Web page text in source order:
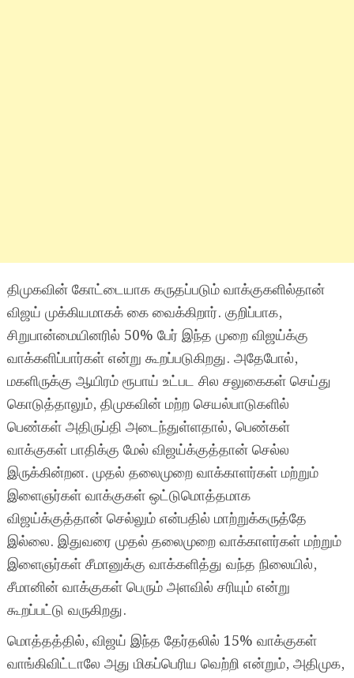
திமுகவின் கோட்டையாக கருதப்படும் வாக்குகளில்தான்
விஜய் முக்கியமாகக் கை வைக்கிறார். குறிப்பாக,
சிறுபான்மையினரில் 50% பேர் இந்த முறை விஜய்க்கு
வாக்களிப்பார்கள் என்று கூறப்படுகிறது. அதேபோல்,
மகளிருக்கு ஆயிரம் ரூபாய் உட்பட சில சலுகைகள் செய்து
கொடுத்தாலும், திமுகவின் மற்ற செயல்பாடுகளில்
பெண்கள் அதிருப்தி அடைந்துள்ளதால், பெண்கள்
வாக்குகள் பாதிக்கு மேல் விஜய்க்குத்தான் செல்ல
இருக்கின்றன. முதல் தலைமுறை வாக்காளர்கள் மற்றும்
இளைஞர்கள் வாக்குகள் ஒட்டுமொத்தமாக
விஜய்க்குத்தான் செல்லும் என்பதில் மாற்றுக்கருத்தே
இல்லை. இதுவரை முதல் தலைமுறை வாக்காளர்கள் மற்றும்
இளைஞர்கள் சீமானுக்கு வாக்களித்து வந்த நிலையில்,
சீமானின் வாக்குகள் பெரும் அளவில் சரியும் என்று
கூறப்பட்டு வருகிறது.
மொத்தத்தில், விஜய் இந்த தேர்தலில் 15% வாக்குகள்
வாங்கிவிட்டாலே அது மிகப்பெரிய வெற்றி என்றும், அதிமுக,